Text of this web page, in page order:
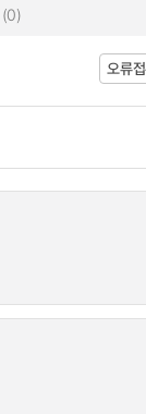
(0)
오류